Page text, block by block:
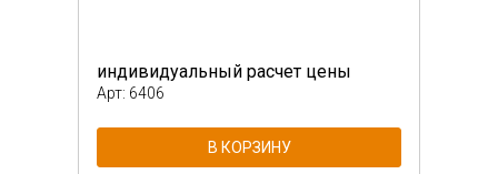
индивидуальный расчет цены
Арт: 6406
В КОРЗИНУ